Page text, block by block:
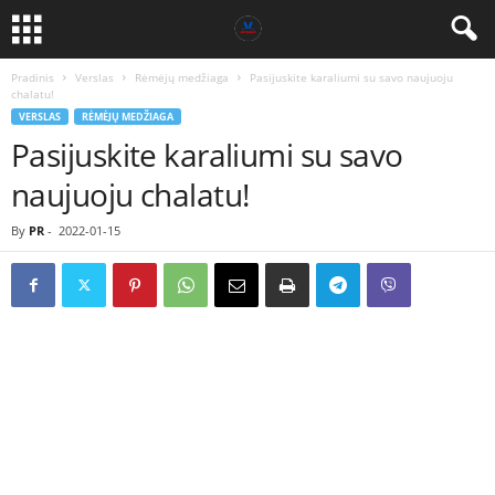
Pradinis Verslas Rėmėjų medžiaga
Pasijuskite karaliumi su savo naujuoju
chalatu!
VERSLAS RĖMĖJŲ MEDŽIAGA
Pasijuskite karaliumi su savo
naujuoju chalatu!
By PR - 2022-01-15